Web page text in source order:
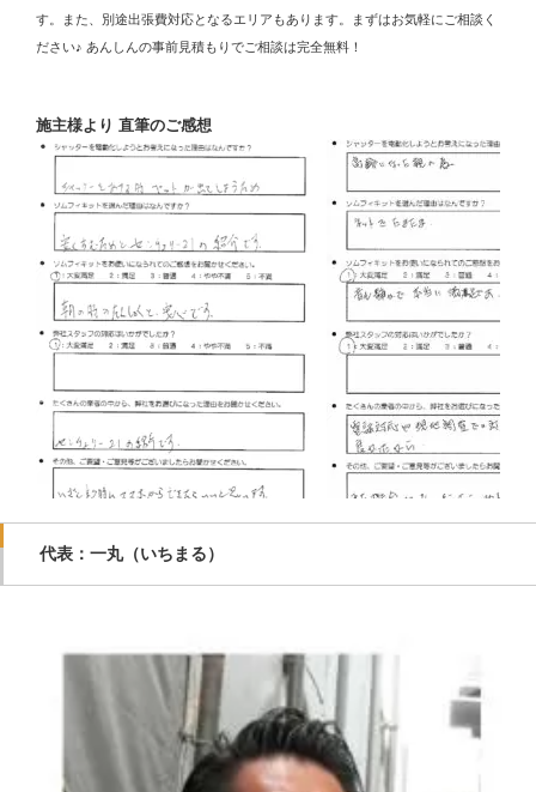
す。また、別途出張費対応となるエリアもあります。まずはお気軽にご相談く
ださい♪ あんしんの事前見積もりでご相談は完全無料！
施主様より 直筆のご感想
代表：一丸（いちまる）